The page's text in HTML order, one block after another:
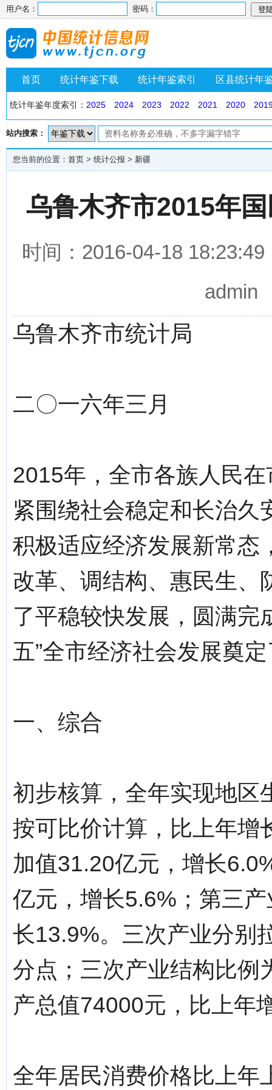
用户名： 密码：
首页 统计年鉴下载 统计年鉴索引 区县统计年
统计年鉴年度索引： 2025 2024 2023 2022 2021 2020
站内搜索：
您当前的位置： 首页 > 统计公报 > 新疆
乌鲁木齐市2015年
时间：2016-04-18
admin
乌鲁木齐市统计局
二〇一六年三月
2015年，全市各族人民
紧围绕社会稳定和长治久
积极适应经济发展新常态
改革、调结构、惠民生、
了平稳较快发展，圆满完
五”全市经济社会发展奠
一、综合
初步核算，全年实现地区
按可比价计算，比上年增
加值31.20亿元，增长
亿元，增长5.6%；第三
长13.9%。三次产业分别
分点；三次产业结构比例
产总值74000元，比上年
全年居民消费价格比上年